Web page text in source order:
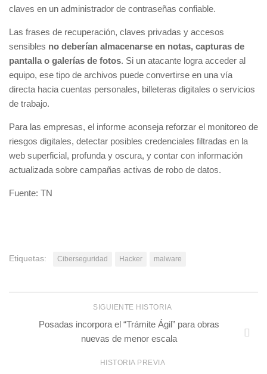
claves en un administrador de contraseñas confiable.
Las frases de recuperación, claves privadas y accesos
sensibles no deberían almacenarse en notas, capturas de
pantalla o galerías de fotos. Si un atacante logra acceder al
equipo, ese tipo de archivos puede convertirse en una vía
directa hacia cuentas personales, billeteras digitales o servicios
de trabajo.
Para las empresas, el informe aconseja reforzar el monitoreo de
riesgos digitales, detectar posibles credenciales filtradas en la
web superficial, profunda y oscura, y contar con información
actualizada sobre campañas activas de robo de datos.
Fuente: TN
Etiquetas: Ciberseguridad Hacker malware
SIGUIENTE HISTORIA
Posadas incorpora el “Trámite Ágil” para obras
nuevas de menor escala
HISTORIA PREVIA